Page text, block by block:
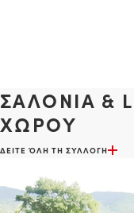
ΣΑΛΟΝΙΑ &
ΧΩΡΟΥ
ΔΕΙΤΕ ΌΛΗ ΤΗ ΣΥΛΛΟΓΗ